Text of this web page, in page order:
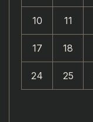
10 11
17 18
24 25